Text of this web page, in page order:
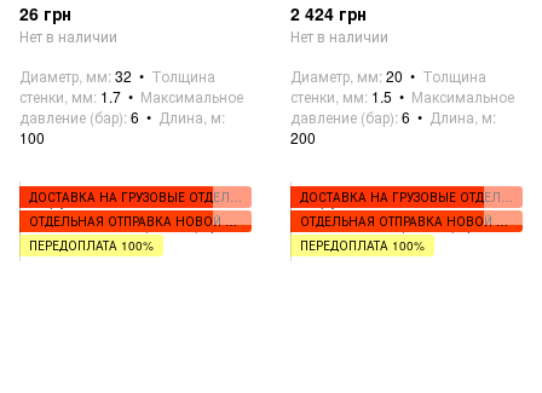
26 грн
Нет в наличии
Диаметр, мм 32
Толщина
стенки, мм 1.7
Максимальное
давление (бар) 6
Длина, м
100
2 424 грн
Нет в наличии
Диаметр, мм 20
Толщина
стенки, мм 1.5
Максимальное
давление (бар) 6
Длина, м
200
ДОСТАВКА НА ГРУЗОВЫЕ ОТДЕЛЕНИЯ
ОТДЕЛЬНАЯ ОТПРАВКА НОВОЙ ПОЧТОЙ
ПЕРЕДОПЛАТА 100%
ДОСТАВКА НА ГРУЗОВЫЕ ОТДЕЛЕНИЯ
ОТДЕЛЬНАЯ ОТПРАВКА НОВОЙ ПОЧТОЙ
ПЕРЕДОПЛАТА 100%